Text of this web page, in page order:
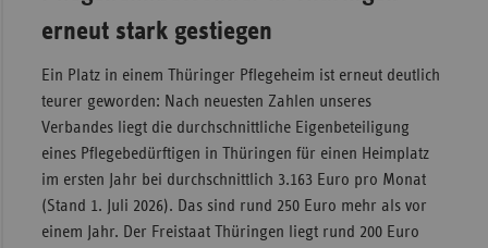
erneut stark gestiegen
Ein Platz in einem Thüringer Pflegeheim ist erneut deutlich
teurer geworden: Nach neuesten Zahlen unseres
Verbandes liegt die durchschnittliche Eigenbeteiligung
eines Pflegebedürftigen in Thüringen für einen Heimplatz
im ersten Jahr bei durchschnittlich 3.163 Euro pro Monat
(Stand 1. Juli 2026). Das sind rund 250 Euro mehr als vor
einem Jahr. Der Freistaat Thüringen liegt rund 200 Euro